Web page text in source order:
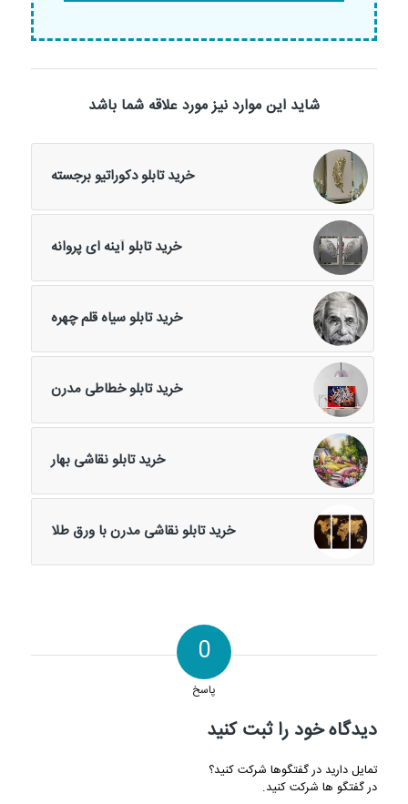
شاید این موارد نیز مورد علاقه شما باشد
خرید تابلو دکوراتیو برجسته
خرید تابلو آینه ای پروانه
خرید تابلو سیاه قلم چهره
خرید تابلو خطاطی مدرن
خرید تابلو نقاشی بهار
خرید تابلو نقاشی مدرن با ورق طلا
0
پاسخ
دیدگاه خود را ثبت کنید
تمایل دارید در گفتگوها شرکت کنید؟
در گفتگو ها شرکت کنید.